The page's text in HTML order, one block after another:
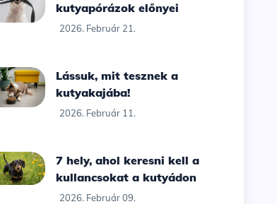
kutyapórázok előnyei
2026. Február 21.
Lássuk, mit tesznek a
kutyakajába!
2026. Február 11.
7 hely, ahol keresni kell a
kullancsokat a kutyádon
2026. Február 09.